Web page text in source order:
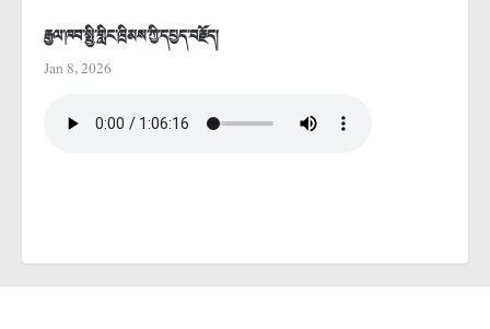
རྒྱལ་ཁབ་སྤྱི་གླིང་ཁྲིམས་ཀྱི་དཔྱད་བརྗོད།
Jan 8, 2026